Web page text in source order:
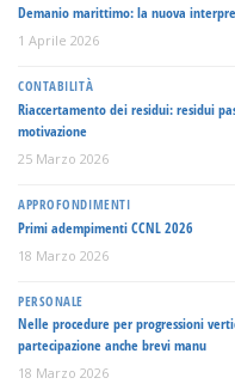
Demanio marittimo: la nuova
1 Aprile 2026
CONTABILITÀ
Riaccertamento dei residui: residui
motivazione
25 Marzo 2026
APPROFONDIMENTI
Primi adempimenti CCNL 2026
18 Marzo 2026
PERSONALE
Nelle procedure per progressioni
partecipazione anche brevi manu
18 Marzo 2026